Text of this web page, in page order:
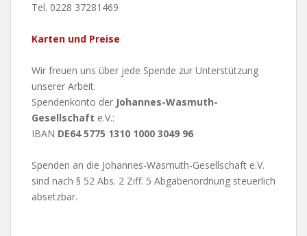
Tel. 0228 37281469
Karten und Preise
Wir freuen uns über jede Spende zur Unterstützung
unserer Arbeit.
Spendenkonto der Johannes-Wasmuth-
Gesellschaft e.V.:
IBAN DE64 5775 1310 1000 3049 96
Spenden an die Johannes-Wasmuth-Gesellschaft e.V.
sind nach § 52 Abs. 2 Ziff. 5 Abgabenordnung steuerlich
absetzbar.